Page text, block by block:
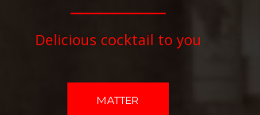
Delicious cocktail to you
MATTER